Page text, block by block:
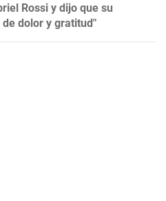
Rossi y dijo que su
dolor y gratitud"